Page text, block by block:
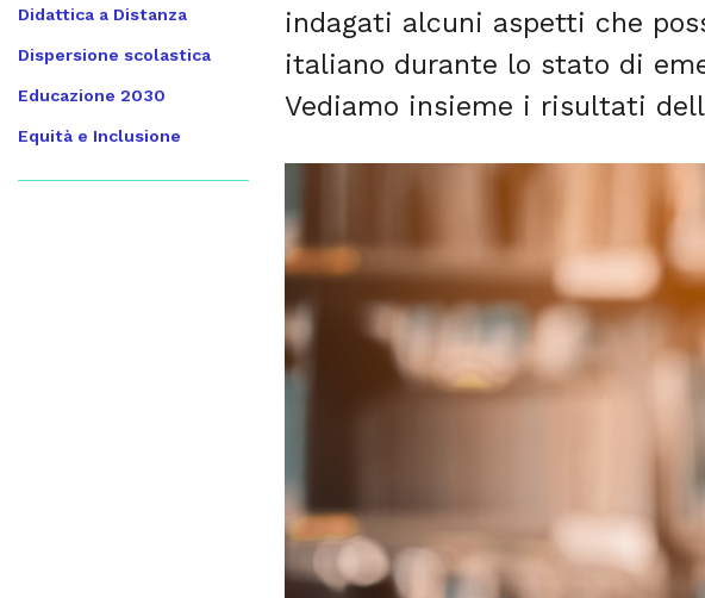
Didattica a Distanza
Dispersione scolastica
Educazione 2030
Equità e Inclusione
indagati alcuni aspetti che
italiano durante lo stato di
Vediamo insieme i risultati